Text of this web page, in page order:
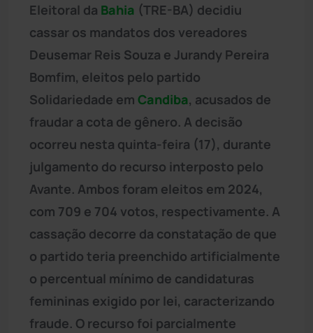
Eleitoral da Bahia (TRE-BA) decidiu
cassar os mandatos dos vereadores
Deusemar Reis Souza e Jurandy Pereira
Bomfim, eleitos pelo partido
Solidariedade em Candiba, acusados de
fraudar a cota de gênero. A decisão
ocorreu nesta quinta-feira (17), durante
julgamento do recurso interposto pelo
Avante. Ambos foram eleitos em 2024,
com 709 e 704 votos, respectivamente. A
cassação decorre da constatação de que
o partido teria preenchido artificialmente
o percentual mínimo de candidaturas
femininas exigido por lei, caracterizando
fraude. O recurso foi parcialmente